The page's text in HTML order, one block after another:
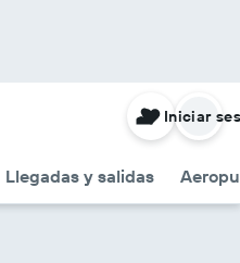
Llegadas y salidas
Iniciar